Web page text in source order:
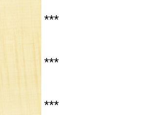
***
***
***